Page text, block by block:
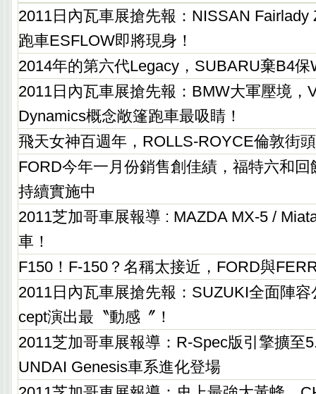
2011日內瓦車展搶先報：NISSAN Fairlady
跑車ESFLOW即將現身！
2014年的第六代Legacy，SUBARU棄B4保
2011日內瓦車展搶先報：BMW大軍壓境，
Dynamics概念敞篷跑車最吸睛！
飛天女神百週年，ROLLS-ROYCE倫敦街
FORD今年一月份銷售創佳績，福特六和
持續實施中
2011芝加哥車展報導 : MAZDA MX-5 /
車！
F150！F-150？名稱太接近，FORD與
2011日內瓦車展搶先報：SUZUKI全面陣
cept演出最〝動感〞！
2011芝加哥車展報導：R-Spec版引擎擴至
UNDAI Genesis車系進化登場